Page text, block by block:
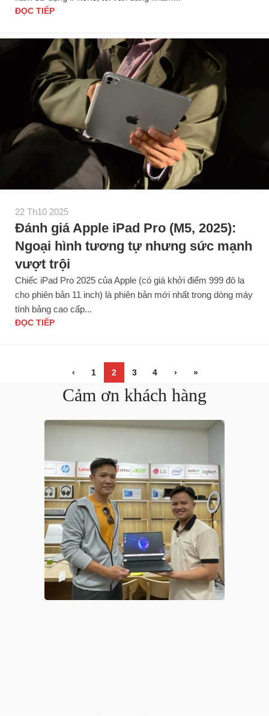
ĐỌC TIẾP
22 Th10 2025
Đánh giá Apple iPad Pro (M5, 2025):
Ngoại hình tương tự nhưng sức mạnh
vượt trội
Chiếc iPad Pro 2025 của Apple (có giá khởi điểm 999 đô la
cho phiên bản 11 inch) là phiên bản mới nhất trong dòng máy
tính bảng cao cấp...
ĐỌC TIẾP
‹ 1 2 3 4 › »
Cảm ơn khách hàng